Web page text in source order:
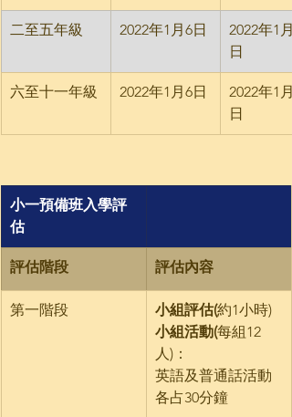
​二至五年級 ​2022年1月6日
​2022年1月
日
​六至十一年級 ​2022年1月6日
​2022年1月
日
小一預備班入學評
估
​評估階段 ​評估內容
第一階段 小組評估(約1小時)
小組活動(每組12
人)：
英語及普通話活動
各占30分鐘